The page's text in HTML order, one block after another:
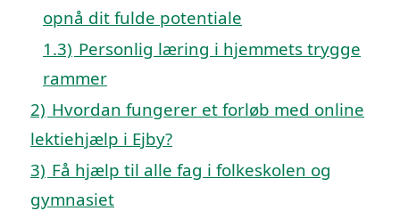
opnå dit fulde potentiale
1.3) Personlig læring i hjemmets trygge
rammer
2) Hvordan fungerer et forløb med online
lektiehjælp i Ejby?
3) Få hjælp til alle fag i folkeskolen og
gymnasiet